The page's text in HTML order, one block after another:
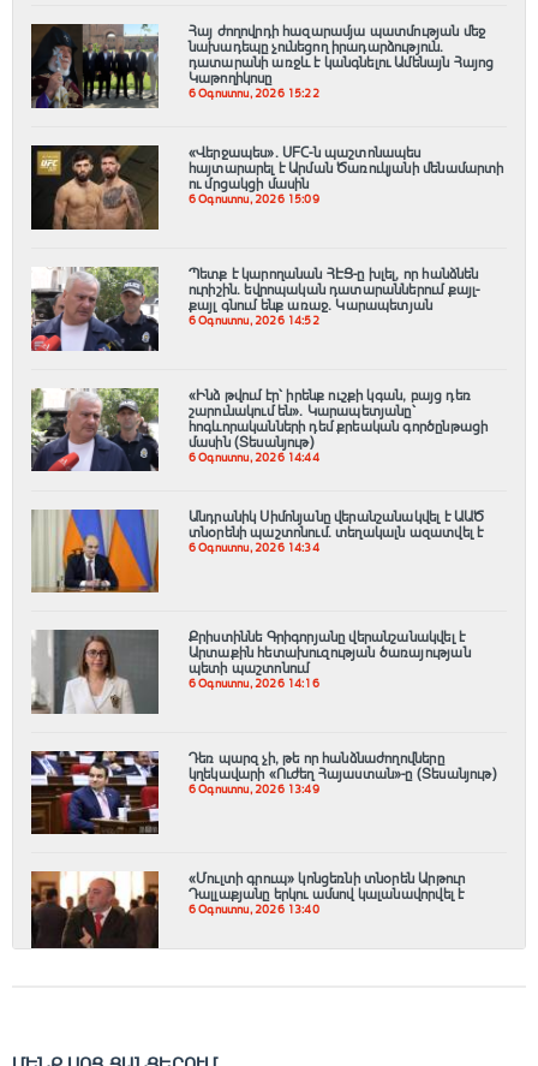
Հայ ժողովրդի հազարամյա պատմության մեջ
նախադեպը չունեցող իրադարձություն.
դատարանի առջև է կանգնելու Ամենայն Հայոց
Կաթողիկոսը
6 Օգոստոս, 2026 15:22
«Վերջապես». UFC-ն պաշտոնապես
հայտարարել է Արման Ծառուկյանի մենամարտի
ու մրցակցի մասին
6 Օգոստոս, 2026 15:09
Պետք է կարողանան ՀԷՑ-ը խլել, որ հանձնեն
ուրիշին. եվրոպական դատարաններում քայլ-
քայլ գնում ենք առաջ. Կարապետյան
6 Օգոստոս, 2026 14:52
«Ինձ թվում էր՝ իրենք ուշքի կգան, բայց դեռ
շարունակում են». Կարապետյանը՝
հոգևորականների դեմ քրեական գործընթացի
մասին (Տեսանյութ)
6 Օգոստոս, 2026 14:44
Անդրանիկ Սիմոնյանը վերանշանակվել է ԱԱԾ
տնօրենի պաշտոնում. տեղակալն ազատվել է
6 Օգոստոս, 2026 14:34
Քրիստիննե Գրիգորյանը վերանշանակվել է
Արտաքին հետախուզության ծառայության
պետի պաշտոնում
6 Օգոստոս, 2026 14:16
Դեռ պարզ չի, թե որ հանձնաժողովները
կղեկավարի «Ուժեղ Հայաստան»-ը (Տեսանյութ)
6 Օգոստոս, 2026 13:49
«Մուլտի գրուպ» կոնցեռնի տնօրեն Արթուր
Դալլաքյանը երկու ամսով կալանավորվել է
6 Օգոստոս, 2026 13:40